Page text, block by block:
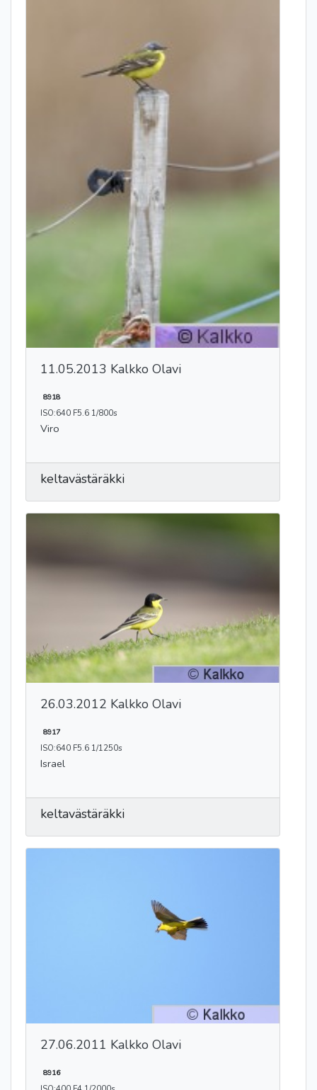
11.05.2013 Kalkko Olavi
8918
ISO:640 F5.6 1/800s
Viro
keltavästäräkki
26.03.2012 Kalkko Olavi
8917
ISO:640 F5.6 1/1250s
Israel
keltavästäräkki
27.06.2011 Kalkko Olavi
8916